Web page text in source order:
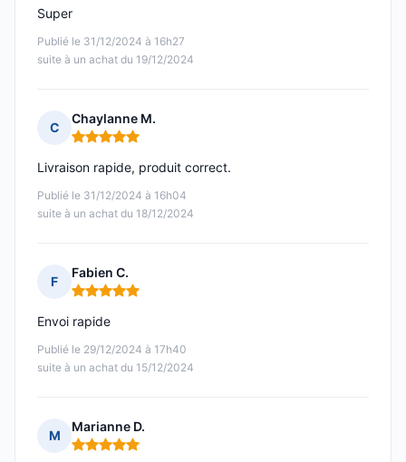
Publié le 31/12/2024 à 16h27
suite à un achat du 19/12/2024
Super
C
Chaylanne M.
Note : 5 sur 5
Publié le 31/12/2024 à 16h04
suite à un achat du 18/12/2024
Livraison rapide, produit correct.
F
Fabien C.
Note : 5 sur 5
Publié le 29/12/2024 à 17h40
suite à un achat du 15/12/2024
Envoi rapide
M
Marianne D.
Note : 5 sur 5